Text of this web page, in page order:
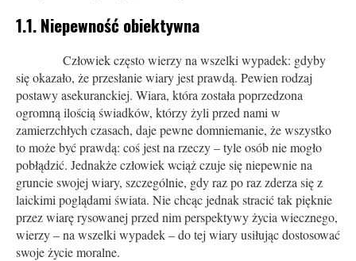
1.1. Niepewność obiektywna
Człowiek często wierzy na wszelki wypadek: gdyby
się okazało, że przesłanie wiary jest prawdą. Pewien rodzaj
postawy asekuranckiej. Wiara, która została poprzedzona
ogromną ilością świadków, którzy żyli przed nami w
zamierzchłych czasach, daje pewne domniemanie, że wszystko
to może być prawdą: coś jest na rzeczy – tyle osób nie mogło
pobłądzić. Jednakże człowiek wciąż czuje się niepewnie na
gruncie swojej wiary, szczególnie, gdy raz po raz zderza się z
laickimi poglądami świata. Nie chcąc jednak stracić tak pięknie
przez wiarę rysowanej przed nim perspektywy życia wiecznego,
wierzy – na wszelki wypadek – do tej wiary usiłując dostosować
swoje życie moralne.